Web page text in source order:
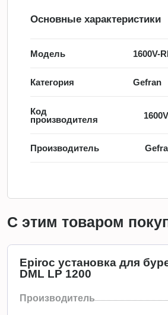
Основные характеристики
Модель 1600V-
Категория Gefran
Код
производителя
Производитель
С этим товаром
Epiroc установка для
DML LP 1200
Производитель